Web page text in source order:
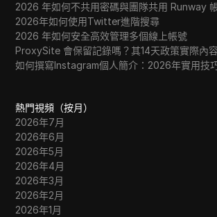
2026 年如何不共用密碼與團隊共用 Runway
2026年如何使用Twitter進階搜尋
2026 年如何安全高效管理多個線上帳號
ProxySite 會保留記錄嗎？其14天政策實際內
如何撰寫Instagram個人簡介：2026年實用技
熱門視頻（按月）
2026年7月
2026年6月
2026年5月
2026年4月
2026年3月
2026年2月
2026年1月